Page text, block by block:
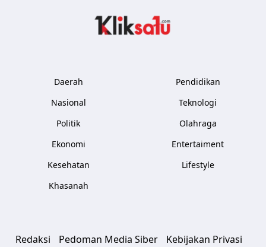
Daerah
Nasional
Politik
Ekonomi
Kesehatan
Khasanah
Pendidikan
Teknologi
Olahraga
Entertaiment
Lifestyle
Redaksi Pedoman Media Siber Kebijakan Privasi